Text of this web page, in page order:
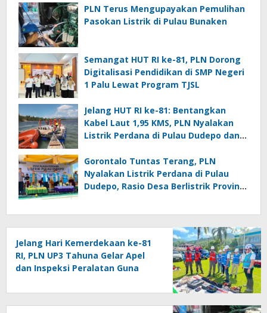
Utara
PLN Terus Mengupayakan Pemulihan
Pasokan Listrik di Pulau Bunaken
Semangat HUT RI ke-81, PLN Dorong
Digitalisasi Pendidikan di SMP Negeri
1 Palu Lewat Program TJSL
Jelang HUT RI ke-81: Bentangkan
Kabel Laut 1,95 KMS, PLN Nyalakan
Listrik Perdana di Pulau Dudepo dan
Berlistrik Provinsi Gorontalo
Gorontalo Tuntas Terang, PLN
Nyalakan Listrik Perdana di Pulau
Dudepo, Rasio Desa Berlistrik Provinsi
Jelang Hari Kemerdekaan ke-81
RI, PLN UP3 Tahuna Gelar Apel
dan Inspeksi Peralatan Guna
Kepulauan Nusa Utara